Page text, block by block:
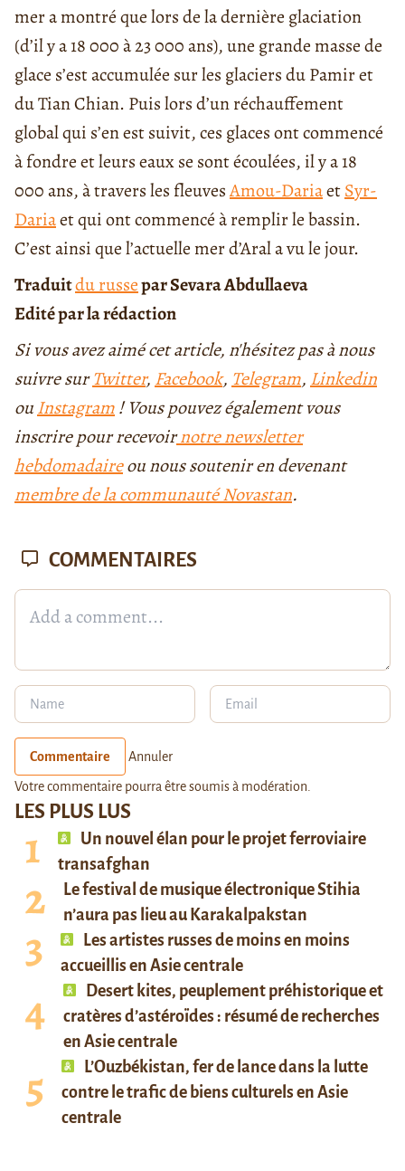
mer a montré que lors de la dernière glaciation
(d’il y a 18 000 à 23 000ans), une grande masse de
glace s’est accumulée sur les glaciers du Pamir et
du Tian Chian. Puis lors d’un réchauffement
global qui s’en est suivit, ces glacesontcommencé
à fondre et leurs eauxse sont écoulées, il y a 18
000 ans, à traversles fleuvesAmou-DariaetSyr-
Dariaet qui ont commencé à remplir le bassin.
C’est ainsique l’actuelle mer d’Aral a vule jour.
Traduitdu russepar Sevara Abdullaeva
Edité par la rédaction
Si vous avez aimé cet article, n'hésitez pas à nous
suivre surTwitter, Facebook, Telegram, Linkedin
ouInstagram! Vous pouvez également vous
inscrire pour recevoirnotre newsletter
hebdomadaireou nous soutenir en devenant
membre de la communauté Novastan.
LES PLUS LUS
Un nouvel élan pour le projet ferroviaire
transafghan
Le festival de musique électronique Stihia
n’aura pas lieu au Karakalpakstan
Les artistes russes de moins en moins
accueillis en Asie centrale
Desert kites, peuplement préhistorique et
cratères d’astéroïdes : résumé de recherches
en Asie centrale
L’Ouzbékistan, fer de lance dans la lutte
contre le trafic de biens culturels en Asie
centrale
COMMENTAIRES
Commentaire Annuler
Votre commentaire pourra être soumis à modération.